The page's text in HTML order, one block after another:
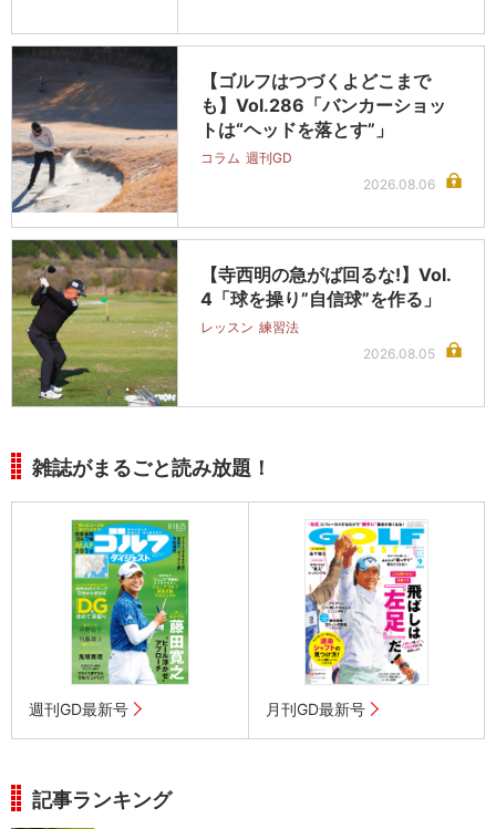
【ゴルフはつづくよどこまで
も】Vol.286「バンカーショッ
トは“ヘッドを落とす”」
コラム 週刊GD
2026.08.06
【寺西明の急がば回るな!】Vol.
4「球を操り”自信球”を作る」
レッスン 練習法
2026.08.05
雑誌がまるごと読み放題！
週刊GD最新号 月刊GD最新号
記事ランキング